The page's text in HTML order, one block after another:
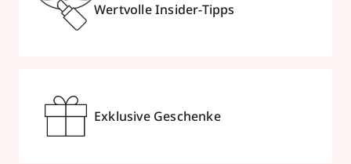
Wertvolle Insider-Tipps
Exklusive Geschenke